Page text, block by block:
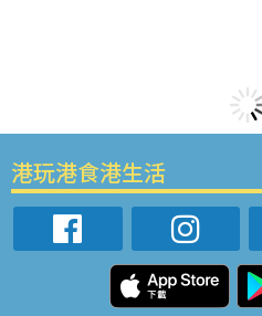
港玩港食港生活